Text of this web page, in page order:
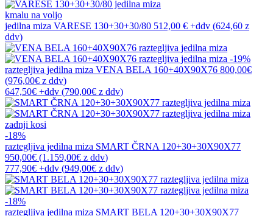
kmalu na voljo
jedilna miza VARESE 130+30+30/80 512,00 € +ddv (624,60 z
ddv)
-19%
raztegljiva jedilna miza VENA BELA 160+40X90X76 800,00€
(976,00€ z ddv)
647,50€ +ddv (790,00€ z ddv)
zadnji kosi
-18%
raztegljiva jedilna miza SMART ČRNA 120+30+30X90X77
950,00€ (1.159,00€ z ddv)
777,90€ +ddv (949,00€ z ddv)
-18%
raztegljiva jedilna miza SMART BELA 120+30+30X90X77